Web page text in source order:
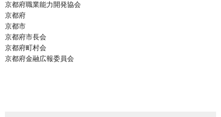
京都府職業能力開発協会
京都府
京都市
京都府市長会
京都府町村会
京都府金融広報委員会